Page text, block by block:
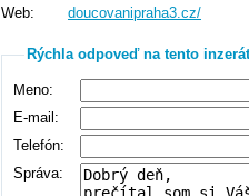
Web:
doucovanipraha3.cz/
Rýchla odpoveď na tento inzerát
Meno:
E-mail:
Telefón:
Správa: